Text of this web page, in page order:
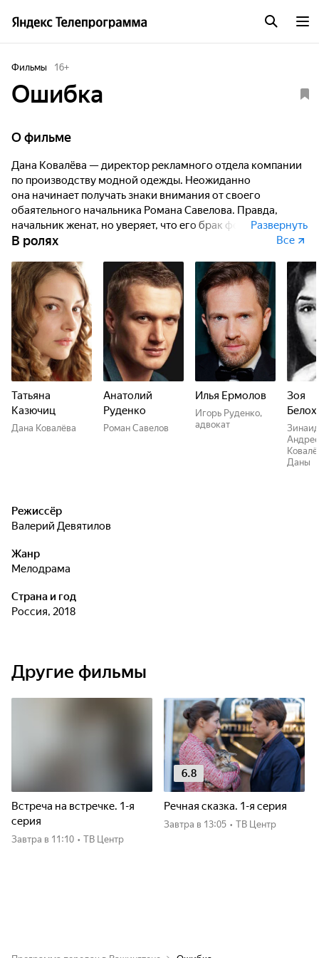
Фильмы 16+
Ошибка
О фильме
Дана Ковалёва — директор рекламного отдела компании
по производству модной одежды. Неожиданно
она начинает получать знаки внимания от своего
обаятельного начальника Романа Савелова. Правда,
начальник женат, но уверяет, что его брак формальный:
жена гораздо старше его, давно живёт в Европе, к тому
тем быстро идёт «в гору». За короткий срок
она становится исполнительным, а потом и генеральным
директором компании. Но также быстро девушка
оказывается… на скамье подсудимых…
Развернуть
В ролях Все
Татьяна
Казючиц
Дана Ковалёва
Анатолий
Руденко
Роман Савелов
Илья Ермолов
Игорь Руденко,
адвокат
Зоя
Даны
Режиссёр
Валерий Девятилов
Жанр
мелодрама
Страна и год
Россия, 2018
Другие фильмы
Встреча на встречке. 1-я
серия
Завтра в 11:10 • ТВ Центр
6.8
Речная сказка. 1-я серия
Завтра в 13:05 • ТВ Центр